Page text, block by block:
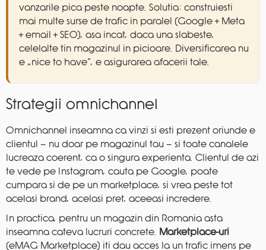
vanzarile pica peste noapte. Solutia: construiesti
mai multe surse de trafic in paralel (Google + Meta
+ email + SEO), asa incat, daca una slabeste,
celelalte tin magazinul in picioare. Diversificarea nu
e „nice to have”, e asigurarea afacerii tale.
Strategii omnichannel
Omnichannel inseamna ca vinzi si esti prezent oriunde e
clientul — nu doar pe magazinul tau — si toate canalele
lucreaza coerent, ca o singura experienta. Clientul de azi
te vede pe Instagram, cauta pe Google, poate
cumpara si de pe un marketplace, si vrea peste tot
acelasi brand, acelasi pret, aceeasi incredere.
In practica, pentru un magazin din Romania asta
inseamna cateva lucruri concrete. Marketplace-uri
(eMAG Marketplace) iti dau acces la un trafic imens pe